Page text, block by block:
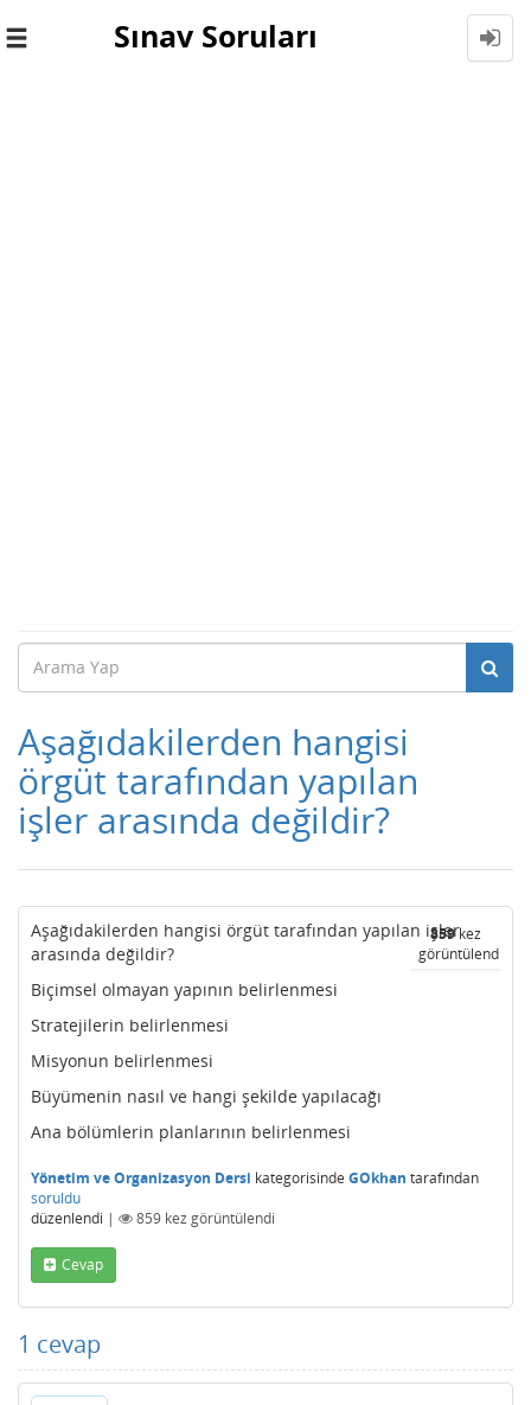
Toggle
Sınav Soruları
Aşağıdakilerden hangisi
örgüt tarafından yapılan
işler arasında değildir?
859kez
görüntülendi
Aşağıdakilerden hangisi örgüt tarafından yapılan işler
arasında değildir?
Biçimsel olmayan yapının belirlenmesi
Stratejilerin belirlenmesi
Misyonun belirlenmesi
Büyümenin nasıl ve hangi şekilde yapılacağı
Ana bölümlerin planlarının belirlenmesi
Yönetim ve Organizasyon Dersi kategorisinde GOkhan tarafından
soruldu
düzenlendi | 859 kez görüntülendi
Cevap
1 cevap